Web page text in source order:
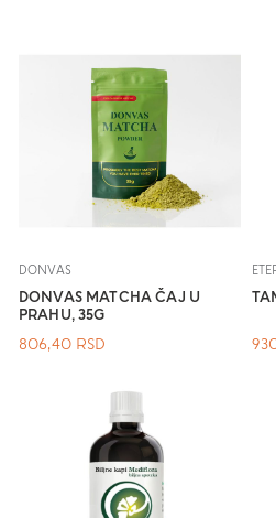
DONVAS
DONVAS MATCHA ČAJ U
PRAHU, 35G
806,40 RSD